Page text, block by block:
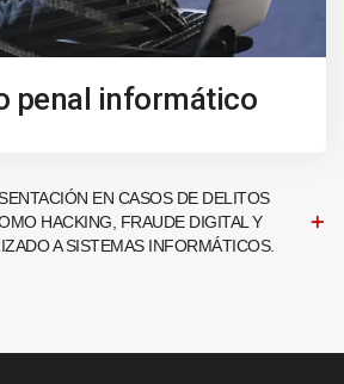
penal informático
EN CASOS DE DELITOS
HACKING, FRAUDE DIGITAL Y
A SISTEMAS INFORMÁTICOS.